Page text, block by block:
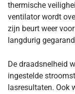
thermische
ventilator wordt
zijn beurt weer
langdurig
De draadsnelheid
ingestelde
lasresultaten. Ook